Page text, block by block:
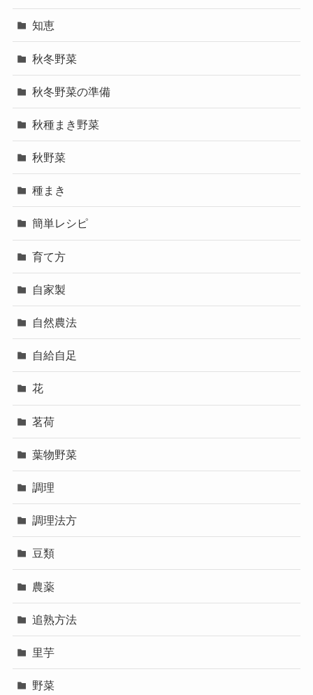
知恵
秋冬野菜
秋冬野菜の準備
秋種まき野菜
秋野菜
種まき
簡単レシピ
育て方
自家製
自然農法
自給自足
花
茗荷
葉物野菜
調理
調理法方
豆類
農薬
追熟方法
里芋
野菜